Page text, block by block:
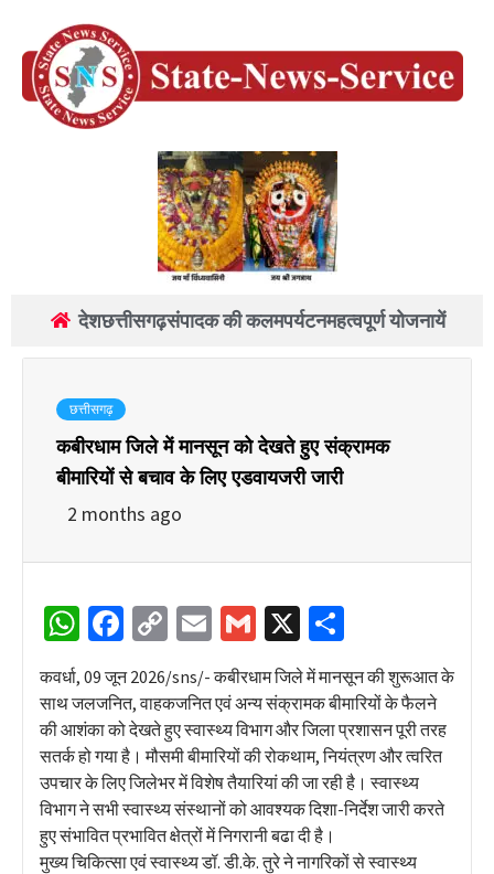
देशछत्तीसगढ़संपादक की कलमपर्यटनमहत्वपूर्ण योजनायें
छत्तीसगढ़
कबीरधाम जिले में मानसून को देखते हुए संक्रामक
बीमारियों से बचाव के लिए एडवायजरी जारी
2 months ago
WhatsApp
Facebook
CopyEmailGmail
X
कवर्धा, 09 जून 2026/sns/- कबीरधाम जिले में मानसून की शुरूआत के
साथ जलजनित, वाहकजनित एवं अन्य संक्रामक बीमारियों के फैलने
की आशंका को देखते हुए स्वास्थ्य विभाग और जिला प्रशासन पूरी तरह
सतर्क हो गया है। मौसमी बीमारियों की रोकथाम, नियंत्रण और त्वरित
उपचार के लिए जिलेभर में विशेष तैयारियां की जा रही है। स्वास्थ्य
विभाग ने सभी स्वास्थ्य संस्थानों को आवश्यक दिशा-निर्देश जारी करते
हुए संभावित प्रभावित क्षेत्रों में निगरानी बढा दी है।
मुख्य चिकित्सा एवं स्वास्थ्य डॉ. डी.के. तुरे ने नागरिकों से स्वास्थ्य